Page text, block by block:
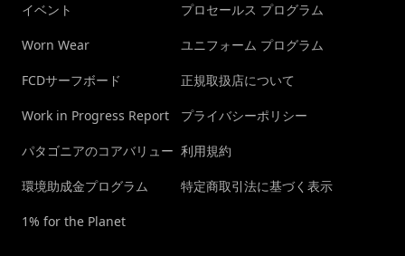
イベント
Worn Wear
FCDサーフボード
Work in Progress Report
パタゴニアのコアバリュー
環境助成金プログラム
1% for the Planet
プロセールス プログラム
ユニフォーム プログラム
正規取扱店について
プライバシーポリシー
利用規約
特定商取引法に基づく表示